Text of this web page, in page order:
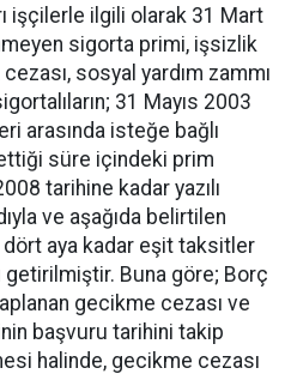
işçilerle ilgili olarak 31 Mart
sigorta primi, işsizlik
sosyal yardım zammı
31 Mayıs 2003
arasında isteğe bağlı
ettiği süre içindeki prim
tarihine kadar yazılı
ve aşağıda belirtilen
aya kadar eşit taksitler
getirilmiştir. Buna göre; Borç
gecikme cezası ve
başvuru tarihini takip
halinde, gecikme cezası